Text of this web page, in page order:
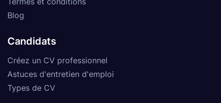
Blog
Candidats
Créez un CV professionnel
Astuces d'entretien d'emploi
Types de CV